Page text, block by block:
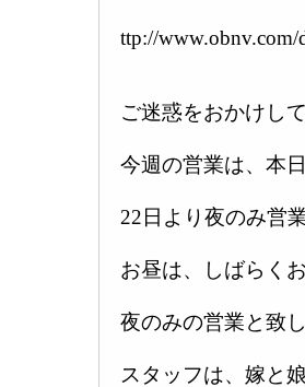
ttp://
ご迷惑をおかけし
今週の営業は、本
22日より夜のみ営
お昼は、しばらく
夜のみの営業と致
スタッフは、嫁と